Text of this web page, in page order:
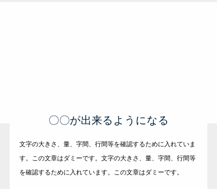
〇〇が出来るようになる
文字の大きさ、量、字間、行間等を確認するために入れていま
す。この文章はダミーです。文字の大きさ、量、字間、行間等
を確認するために入れています。この文章はダミーです。